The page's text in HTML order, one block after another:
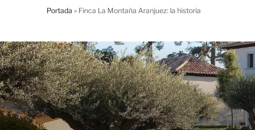
Portada » Finca La Montaña Aranjuez: la historia
Saltar
al
contenido